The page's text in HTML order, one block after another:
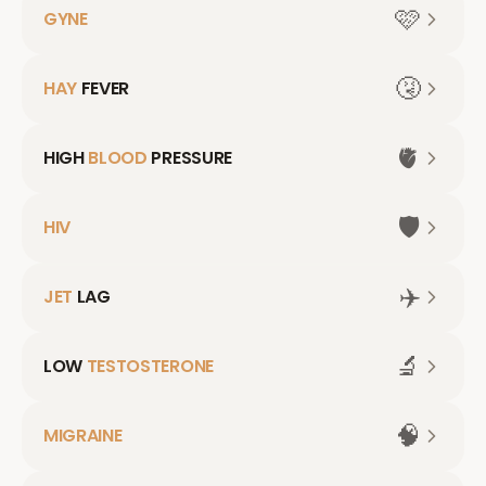
GYNE 🩷
HAY FEVER 🤧
HIGHBLOOD PRESSURE 🫀
HIV 🛡️
JET LAG ✈️
LOW TESTOSTERONE 🔬
MIGRAINE 🧠